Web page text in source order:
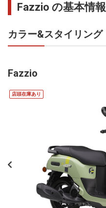
Fazzio の基本情報
カラー&スタイリング
Fazzio
店頭在庫あり